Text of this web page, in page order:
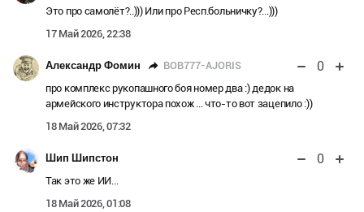
Это про самолёт?..))) Или про Респ.больничку?...)))
17 Май 2026, 22:38
Александр Фомин BOB777-AJORIS 0
про комплекс рукопашного боя номер два :) дедок на
армейского инструктора похож ... что-то вот зацепило :))
18 Май 2026, 07:32
Шип Шипстон 0
Так это же ИИ...
18 Май 2026, 01:08